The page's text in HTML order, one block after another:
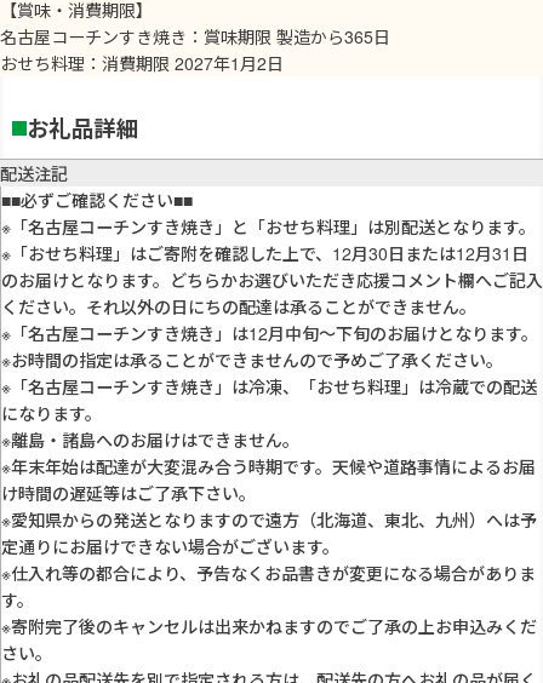
【賞味・消費期限】
名古屋コーチンすき焼き：賞味期限 製造から365日
おせち料理：消費期限 2027年1月2日
お礼品詳細
配送注記
■■必ずご確認ください■■
※「名古屋コーチンすき焼き」と「おせち料理」は別配送となります。
※「おせち料理」はご寄附を確認した上で、12月30日または12月31日
のお届けとなります。どちらかお選びいただき応援コメント欄へご記入
ください。それ以外の日にちの配達は承ることができません。
※「名古屋コーチンすき焼き」は12月中旬～下旬のお届けとなります。
※お時間の指定は承ることができませんので予めご了承ください。
※「名古屋コーチンすき焼き」は冷凍、「おせち料理」は冷蔵での配送
になります。
※離島・諸島へのお届けはできません。
※年末年始は配達が大変混み合う時期です。天候や道路事情によるお届
け時間の遅延等はご了承下さい。
※愛知県からの発送となりますので遠方（北海道、東北、九州）へは予
定通りにお届けできない場合がございます。
※仕入れ等の都合により、予告なくお品書きが変更になる場合がありま
す。
※寄附完了後のキャンセルは出来かねますのでご了承の上お申込みくだ
さい。